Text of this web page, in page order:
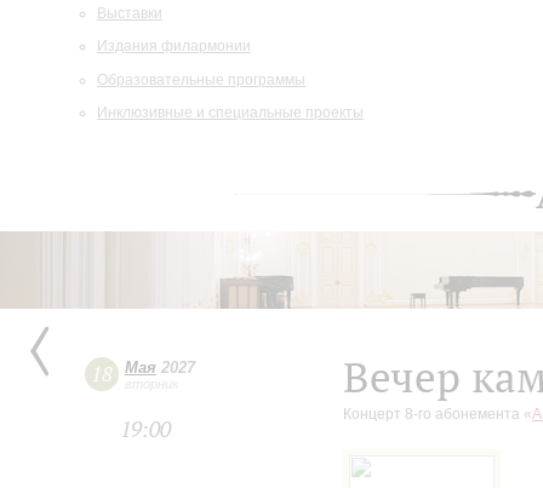
Выставки
Издания филармонии
Образовательные программы
Инклюзивные и специальные проекты
18 Мая 2027
вторник
19:00
Вечер
Концерт 8-го абонемента «